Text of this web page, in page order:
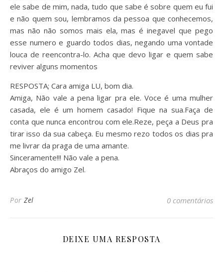
ele sabe de mim, nada, tudo que sabe é sobre quem eu fui
e não quem sou, lembramos da pessoa que conhecemos,
mas não não somos mais ela, mas é inegavel que pego
esse numero e guardo todos dias, negando uma vontade
louca de reencontra-lo. Acha que devo ligar e quem sabe
reviver alguns momentos
RESPOSTA; Cara amiga LU, bom dia.
Amiga, Não vale a pena ligar pra ele. Voce é uma mulher
casada, ele é um homem casado! Fique na sua.Faça de
conta que nunca encontrou com ele.Reze, peça a Deus pra
tirar isso da sua cabeça. Eu mesmo rezo todos os dias pra
me livrar da praga de uma amante.
Sinceramente!!! Não vale a pena.
Abraços do amigo Zel.
Por Zel 0 comentários
DEIXE UMA RESPOSTA